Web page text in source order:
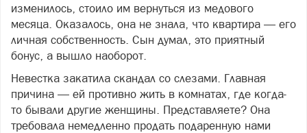
изменилось, стоило им вернуться из медового
месяца. Оказалось, она не знала, что квартира — его
личная собственность. Сын думал, это приятный
бонус, а вышло наоборот.
Невестка закатила скандал со слезами. Главная
причина — ей противно жить в комнатах, где когда-
то бывали другие женщины. Представляете? Она
требовала немедленно продать подаренную нами